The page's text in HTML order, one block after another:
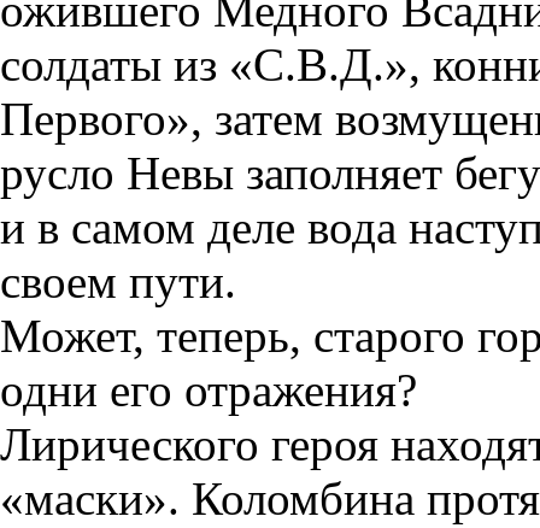
солдаты из «С.В.Д.»,
Первого», затем
русло Невы заполняет
и в самом деле вода
своем пути.
Может, теперь, старого
одни его отражения?
Лирического героя
«маски». Коломбина